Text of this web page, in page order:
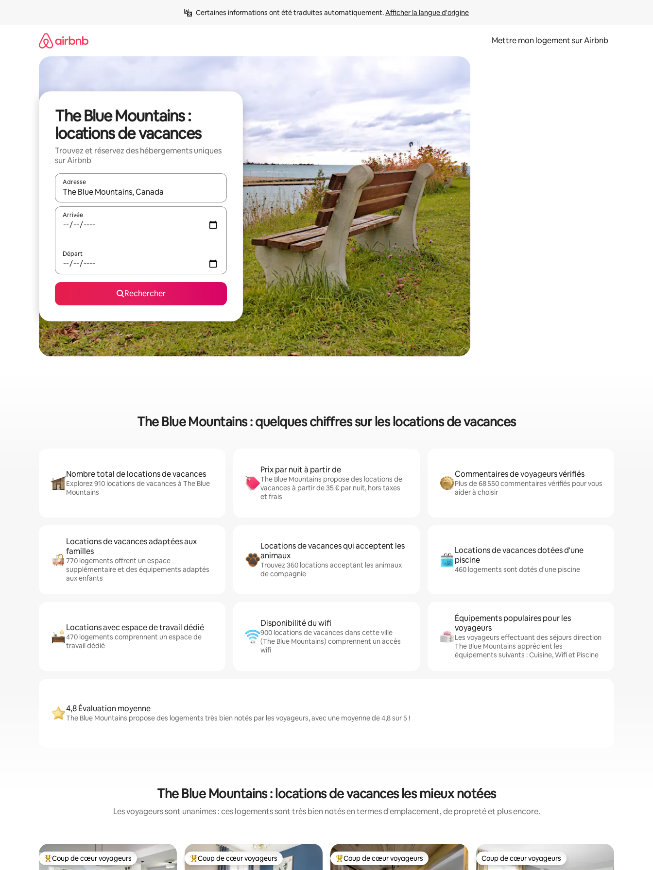
Certaines informations ont été traduites automatiquement. Afficher la langue d'origine
Mettre mon logement sur Airbnb
The Blue Mountains :
locations de vacances
Trouvez et réservez des hébergements uniques
sur Airbnb
Adresse
Lorsque les résultats s'affichent, utilisez les flèches vers le haut et vers le bas pour les parcourir ou en appuyant et en faisant glisser.
Arrivée
Départ
Rechercher
The Blue Mountains : quelques chiffres sur les locations de vacances
Nombre total de locations de vacances
Explorez 910 locations de vacances à The Blue
Mountains
Prix par nuit à partir de
The Blue Mountains propose des locations de
vacances à partir de 35 € par nuit, hors taxes
et frais
Commentaires de voyageurs vérifiés
Plus de 68 550 commentaires vérifiés pour vous
aider à choisir
Locations de vacances adaptées aux
familles
770 logements offrent un espace
supplémentaire et des équipements adaptés
aux enfants
Locations de vacances qui acceptent les
animaux
Trouvez 360 locations acceptant les animaux
de compagnie
Locations de vacances dotées d'une
piscine
460 logements sont dotés d'une piscine
Locations avec espace de travail dédié
470 logements comprennent un espace de
travail dédié
Disponibilité du wifi
900 locations de vacances dans cette ville
(The Blue Mountains) comprennent un accès
wifi
Équipements populaires pour les
voyageurs
Les voyageurs effectuant des séjours direction
The Blue Mountains apprécient les
équipements suivants : Cuisine, Wifi et Piscine
4,8 Évaluation moyenne
The Blue Mountains propose des logements très bien notés par les voyageurs, avec une moyenne de 4,8 sur 5 !
The Blue Mountains : locations de vacances les mieux notées
Les voyageurs sont unanimes : ces logements sont très bien notés en termes d'emplacement, de propreté et plus encore.
Coups de cœur voyageurs les plus appréciés
Coup de cœur voyageurs Coups de cœur voyageurs les plus appréciés
Coup de cœur voyageurs Coups de cœur voyageurs les plus appréciés
Coup de cœur voyageurs Coup de cœur voyageurs
Coup de cœur voyageurs